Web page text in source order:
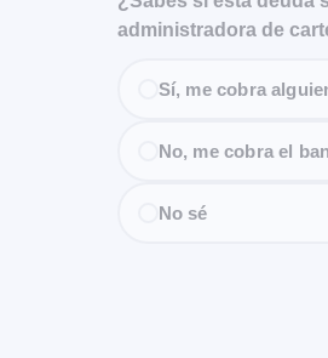
administradora de
Sí, me cobra
No, me cobra el
No sé